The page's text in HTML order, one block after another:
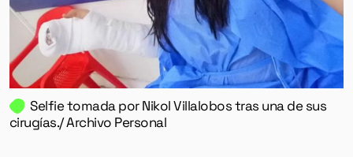
Selfie tomada por Nikol Villalobos tras una de sus
cirugías./ Archivo Personal